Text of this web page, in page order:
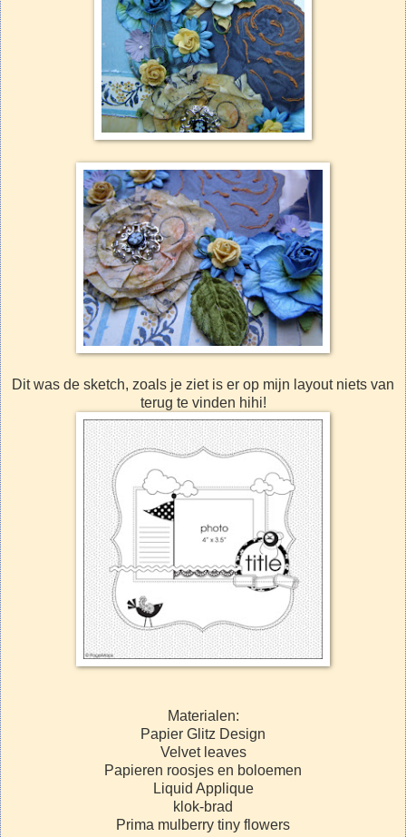
Dit was de sketch, zoals je ziet is er op mijn layout niets van
terug te vinden hihi!
Materialen:
Papier Glitz Design
Velvet leaves
Papieren roosjes en boloemen
Liquid Applique
klok-brad
Prima mulberry tiny flowers